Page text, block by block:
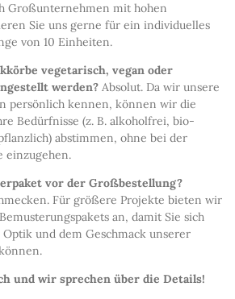
Großunternehmen mit hohen
Sie uns gerne für ein individuelles
von 10 Einheiten.
vegetarisch, vegan oder
werden? Absolut. Da wir unsere
persönlich kennen, können wir die
Bedürfnisse (z. B. alkoholfrei, bio-
abstimmen, ohne bei der
einzugehen.
vor der Großbestellung?
Für größere Projekte bieten wir
an, damit Sie sich
und dem Geschmack unserer
und wir sprechen über die Details!